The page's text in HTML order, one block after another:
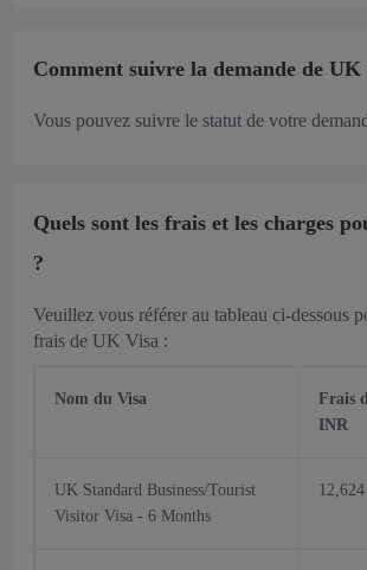
Comment suivre la demande de UK
Vous pouvez suivre le statut de votre
Quels sont les frais et les charges
?
Veuillez vous référer au tableau ci-dessous
frais de UK Visa :
Nom du Visa
Frais
INR
UK Standard Business/Tourist
Visitor Visa - 6 Months
12,624